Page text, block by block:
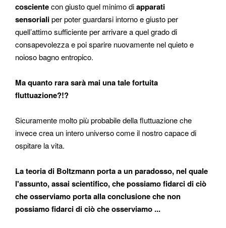
coscientecon giusto quel minimo diapparati
sensorialiper poter guardarsi intorno e giusto per
quell’attimo sufficiente per arrivare a quel grado di
consapevolezza e poi sparire nuovamente nel quieto e
noioso bagno entropico.
Ma quanto rara sarà mai una tale fortuita
fluttuazione?!?
Sicuramente molto più probabile della fluttuazione che
invece crea un intero universo come il nostro capace di
ospitare la vita.
La teoria di Boltzmann porta a un paradosso, nel quale
l'assunto, assai scientifico, che possiamo fidarci di ciò
che osserviamo porta alla conclusione che non
possiamo fidarci di ciò che osserviamo ...